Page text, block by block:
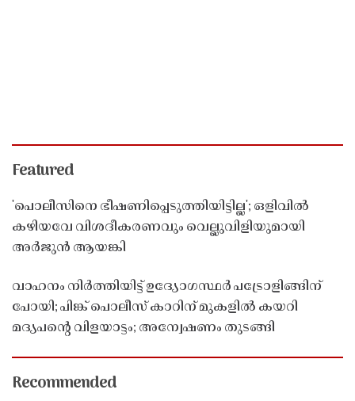
Featured
'പൊലീസിനെ ഭീഷണിപ്പെടുത്തിയിട്ടില്ല'; ഒളിവിൽ
കഴിയവേ വിശദീകരണവും വെല്ലുവിളിയുമായി
അർജുൻ ആയങ്കി
വാഹനം നിർത്തിയിട്ട് ഉദ്യോഗസ്ഥർ പട്രോളിങ്ങിന്
പോയി; പിങ്ക് പൊലീസ് കാറിന് മുകളിൽ കയറി
മദ്യപൻ്റെ വിളയാട്ടം; അന്വേഷണം തുടങ്ങി
Recommended